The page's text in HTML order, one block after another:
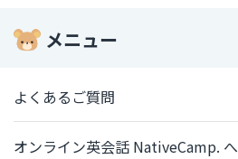
メニュー
よくあるご質問
オンライン英会話 NativeCamp. へ